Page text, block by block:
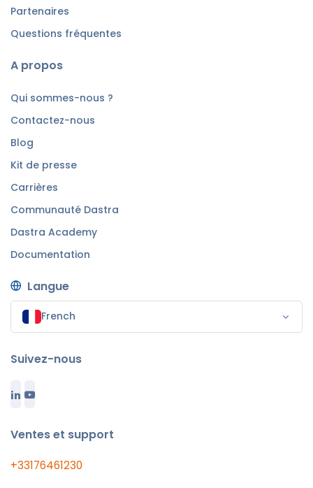
Partenaires
Questions fréquentes
A propos
Qui sommes-nous ?
Contactez-nous
Blog
Kit de presse
Carrières
Communauté Dastra
Dastra Academy
Documentation
Langue
French
Suivez-nous
Ventes et support
+33176461230